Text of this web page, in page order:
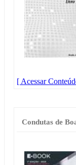
[ Acessar
Condutas de